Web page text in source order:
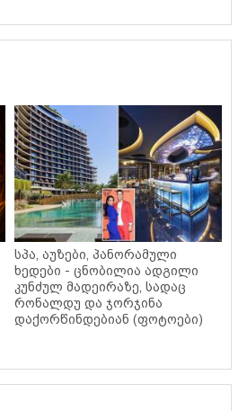
სპა, აუზები, პანორამული
ხედები - ცნობილია ადგილი
კუნძულ მადეირაზე, სადაც
რონალდუ და ჯორჯინა
დაქორწინდებიან (ფოტოები)